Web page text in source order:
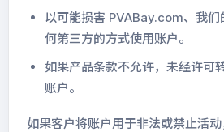
以可能损害 PVABay.com、我
何第三方的方式使用账户。
如果产品条款不允许，未经许可
账户。
如果客户将账户用于非法或禁止活